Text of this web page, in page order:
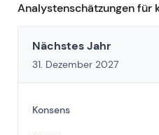
Analystenschätzungen für
Nächstes Jahr
31. Dezember 2027
Konsens